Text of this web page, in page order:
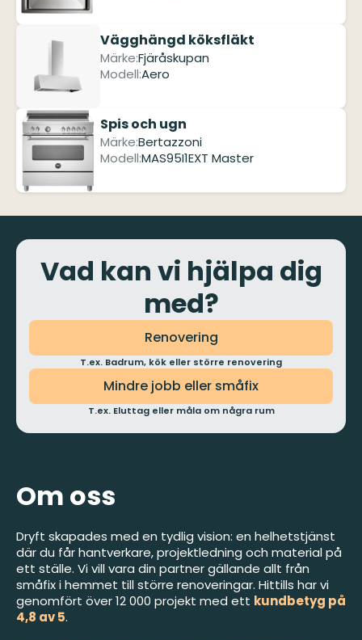
Vägghängd köksfläkt
Märke:Fjäråskupan
Modell:Aero
Spis och ugn
Märke:Bertazzoni
Modell:MAS95I1EXT Master
Vad kan vi hjälpa dig
med?
Renovering
T.ex. Badrum, kök eller större renovering
Mindre jobb eller småfix
T.ex. Eluttag eller måla om några rum
Om oss
Dryft skapades med en tydlig vision: en helhetstjänst
där du får hantverkare, projektledning och material på
ett ställe. Vi vill vara din partner gällande allt från
småfix i hemmet till större renoveringar. Hittills har vi
genomfört över 12 000 projekt med ett kundbetyg på
4,8 av 5.